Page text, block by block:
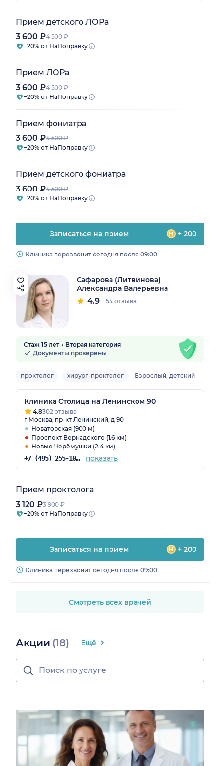
Прием детского ЛОРа
3 600 ₽4 500 ₽
−20% от НаПоправку
Прием ЛОРа
3 600 ₽4 500 ₽
−20% от НаПоправку
Прием фониатра
3 600 ₽4 500 ₽
−20% от НаПоправку
Прием детского фониатра
3 600 ₽4 500 ₽
−20% от НаПоправку
Записаться на прием + 200
Клиника перезвонит сегодня после 09:00
Сафарова (Литвинова)
Александра Валерьевна
4.9 54 отзыва
Стаж 15 лет
Вторая категория
Документы проверены
проктолог хирург-проктолог Взрослый, детский
Клиника Столица на Ленинском 90
4.8302 отзыва
г Москва, пр-кт Ленинский, д 90
Новаторская (900 м)
Проспект Вернадского (1.6 км)
Новые Черёмушки (2.4 км)
+7 (495) 255-10-78 показать
Прием проктолога
3 120 ₽3 900 ₽
−20% от НаПоправку
Записаться на прием + 200
Клиника перезвонит сегодня после 09:00
Смотреть всех врачей
Акции (18) Ещё